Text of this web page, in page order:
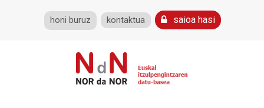
honi buruz kontaktua saioa hasi